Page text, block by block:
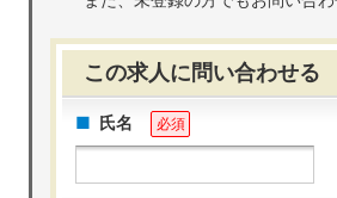
この求人に問い合わせる
氏名 必須